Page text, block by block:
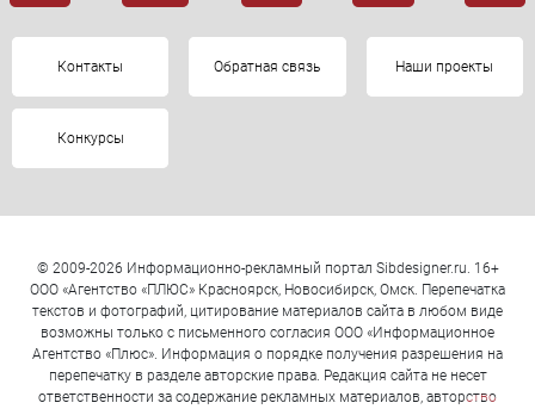
Контакты Обратная связь Наши проекты
Конкурсы
© 2009-2026 Информационно-рекламный портал Sibdesigner.ru. 16+
ООО «Агентство «ПЛЮС» Красноярск, Новосибирск, Омск. Перепечатка
текстов и фотографий, цитирование материалов сайта в любом виде
возможны только с письменного согласия ООО «Информационное
Агентство «Плюс». Информация о порядке получения разрешения на
перепечатку в разделе авторские права. Редакция сайта не несет
ответственности за содержание рекламных материалов, авторство